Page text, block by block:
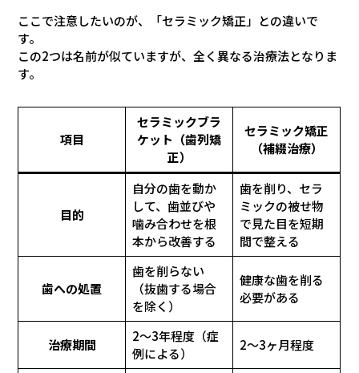
ここで注意したいのが、「セラミック矯正」との違いで
す。
この2つは名前が似ていますが、全く異なる治療法となりま
す。
項目
セラミックブラ
ケット（歯列矯
正）
セラミック矯正
（補綴治療）
目的
自分の歯を動か
して、歯並びや
噛み合わせを根
本から改善する
歯を削り、セラ
ミックの被せ物
で見た目を短期
間で整える
歯への処置
歯を削らない
（抜歯する場合
を除く）
健康な歯を削る
必要がある
治療期間
2〜3年程度（症
例による）
2〜3ヶ月程度